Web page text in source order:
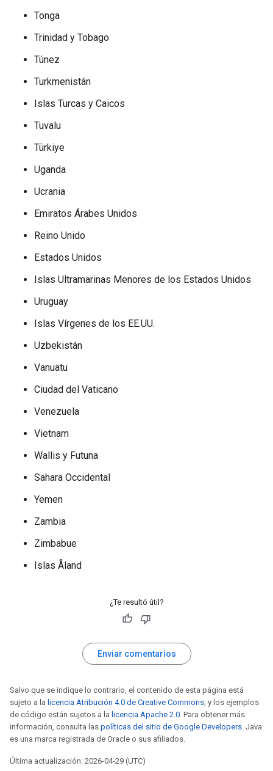
Tonga
Trinidad y Tobago
Túnez
Turkmenistán
Islas Turcas y Caicos
Tuvalu
Türkiye
Uganda
Ucrania
Emiratos Árabes Unidos
Reino Unido
Estados Unidos
Islas Ultramarinas Menores de los Estados Unidos
Uruguay
Islas Vírgenes de los EE.UU.
Uzbekistán
Vanuatu
Ciudad del Vaticano
Venezuela
Vietnam
Wallis y Futuna
Sahara Occidental
Yemen
Zambia
Zimbabue
Islas Åland
¿Te resultó útil?
Enviar comentarios
Salvo que se indique lo contrario, el contenido de esta página está
sujeto a la licencia Atribución 4.0 de Creative Commons, y los ejemplos
de código están sujetos a la licencia Apache 2.0. Para obtener más
información, consulta las políticas del sitio de Google Developers. Java
es una marca registrada de Oracle o sus afiliados.
Última actualización: 2026-04-29 (UTC)